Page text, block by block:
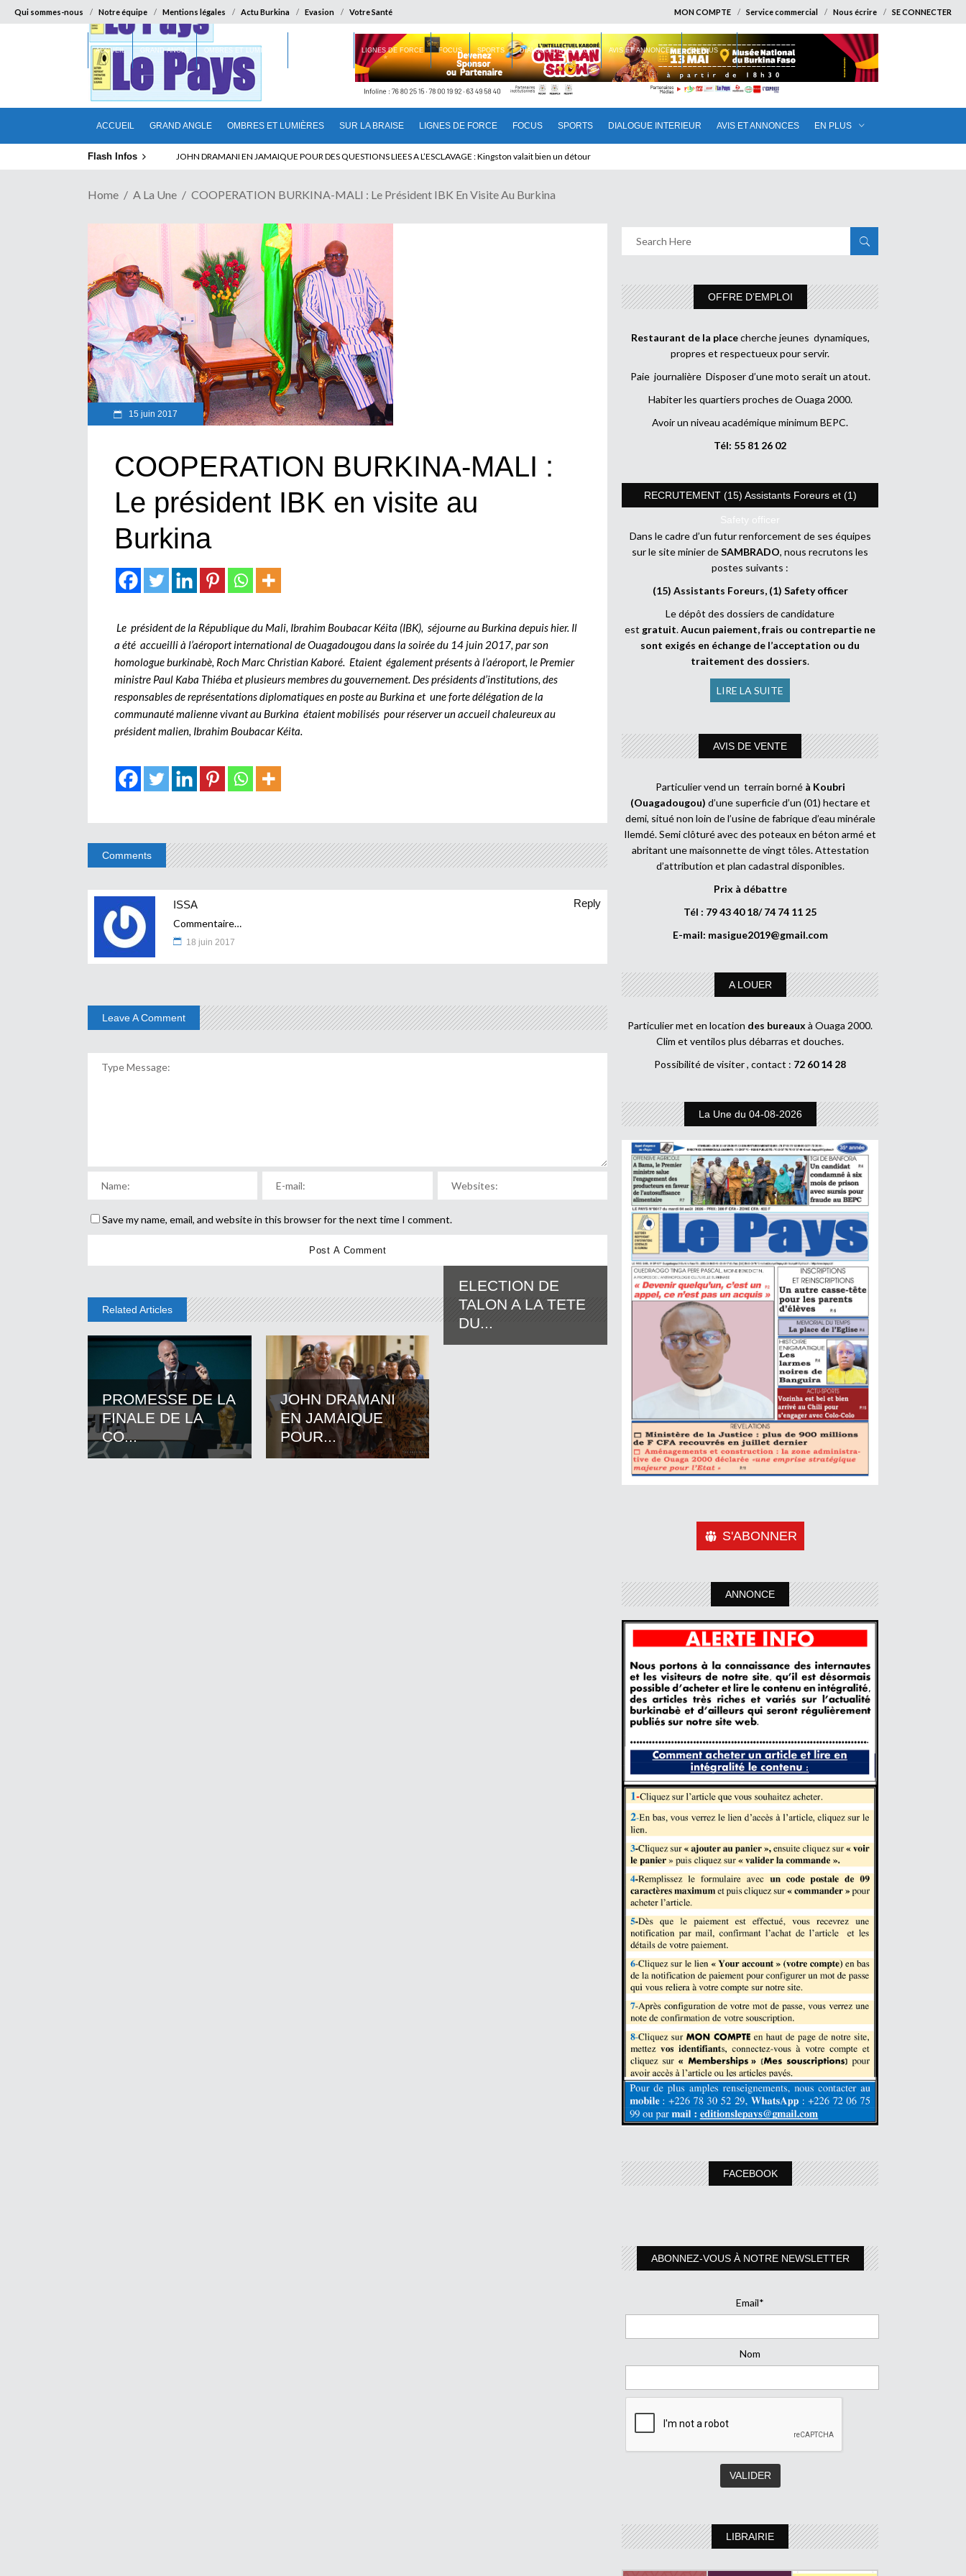
Qui sommes-nous Notre équipe Mentions légales Actu Burkina Evasion Votre Santé MON COMPTE Service commercial Nous écrire SE CONNECTER
ACCUEIL GRAND ANGLE OMBRES ET LUMIÈRES SUR LA BRAISE LIGNES DE FORCE FOCUS SPORTS DIALOGUE INTERIEUR AVIS ET ANNONCES EN PLUS
ACCUEIL GRAND ANGLE OMBRES ET LUMIÈRES LIGNES DE FORCE FOCUS SPORTS DIALOGUE INTERIEUR AVIS ET ANNONCES EN PLUS
Flash Infos ELECTION DE TALON A LA TETE DU SENAT BENINOIS : Quand Patrice quitte le pouvoir sans partir !
Home A La Une COOPERATION BURKINA-MALI : Le Président IBK En Visite Au Burkina
15 juin 2017
COOPERATION BURKINA-MALI :
Le président IBK en visite au
Burkina
Le président de la République du Mali, Ibrahim Boubacar Kéita (IBK), séjourne au Burkina depuis hier. Il
a été accueilli à l’aéroport international de Ouagadougou dans la soirée du 14 juin 2017, par son
homologue burkinabè, Roch Marc Christian Kaboré. Etaient également présents à l’aéroport, le Premier
ministre Paul Kaba Thiéba et plusieurs membres du gouvernement. Des présidents d’institutions, des
responsables de représentations diplomatiques en poste au Burkina et une forte délégation de la
communauté malienne vivant au Burkina étaient mobilisés pour réserver un accueil chaleureux au
président malien, Ibrahim Boubacar Kéita.
Comments
ISSA
Reply
Commentaire…
18 juin 2017
Leave A Comment
Save my name, email, and website in this browser for the next time I comment.
Related Articles
PROMESSE DE LA
FINALE DE LA
CO...
JOHN DRAMANI
EN JAMAIQUE
POUR...
ELECTION DE
TALON A LA TETE
DU...
OFFRE D’EMPLOI
Restaurant de la placecherche jeunes dynamiques,
propres et respectueux pour servir.
Paie journalière Disposer d’une moto serait un atout.
Habiter les quartiers proches de Ouaga 2000.
Avoir un niveau académique minimum BEPC.
Tél: 55 81 26 02
RECRUTEMENT (15) Assistants Foreurs et (1)
Safety officer
Dans le cadre d’un futur renforcement de ses équipes
sur le site minier deSAMBRADO, nous recrutons les
postes suivants :
(15) Assistants Foreurs, (1) Safety officer
Le dépôt des dossiers de candidature
est gratuit.Aucun paiement, frais ou contrepartie ne
sont exigés en échange de l’acceptation ou du
traitement des dossiers.
LIRE LA SUITE
AVIS DE VENTE
Particulier vend un terrain borné à Koubri
(Ouagadougou) d’une superficie d’un (01) hectare et
demi, situé non loin de l’usine de fabrique d’eau minérale
Ilemdé. Semi clôturé avec des poteaux en béton armé et
abritant une maisonnette de vingt tôles. Attestation
d’attribution et plan cadastral disponibles.
Prix à débattre
Tél : 79 43 40 18/ 74 74 11 25
E-mail: masigue2019@gmail.com
A LOUER
Particulier met en location des bureaux à Ouaga 2000.
Clim et ventilos plus débarras et douches.
Possibilité de visiter , contact : 72 60 14 28
La Une du 04-08-2026
S'ABONNER
ANNONCE
FACEBOOK
ABONNEZ-VOUS À NOTRE NEWSLETTER
Email*
Nom
LIBRAIRIE